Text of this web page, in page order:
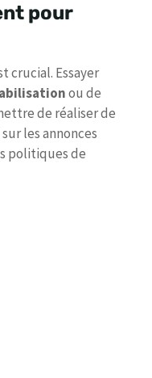
pour
crucial. Essayer
ou de
de réaliser de
les annonces
politiques de